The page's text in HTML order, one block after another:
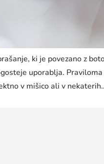
ki je povezano z
uporablja.
v mišico ali v